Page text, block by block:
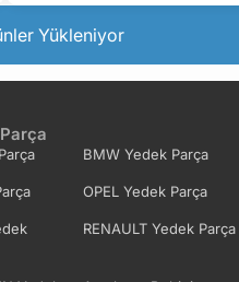
Yükleniyor
BMW Yedek Parça
OPEL Yedek Parça
RENAULT Yedek Parça